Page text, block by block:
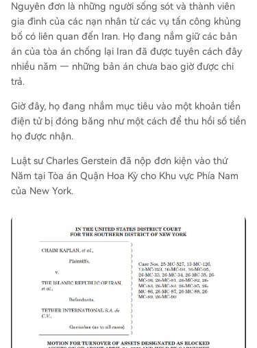
C) và đã đóng băng chúng, nên Tether có thể bị
buộc phải chuyển số tiền tương đương cho bên
nguyên đơn. Vụ kiện này là một phần trong chiế
n dịch pháp lý rộng hơn nhằm thử nghiệm việc li
ệu tòa án có thể buộc các nền tảng tiền điện tử
có kiểm soát tập trung phải xử lý tài sản bị đóng
băng trong các ví bị trừng phạt hay không.
Nguyên đơn là những người sống sót và thành viên
gia đình của các nạn nhân từ các vụ tấn công khủng
bố có liên quan đến Iran. Họ đang nắm giữ các bản
án của tòa án chống lại Iran đã được tuyên cách đây
nhiều năm — những bản án chưa bao giờ được chi
trả.
Giờ đây, họ đang nhắm mục tiêu vào một khoản tiền
điện tử bị đóng băng như một cách để thu hồi số tiền
họ được nhận.
Luật sư Charles Gerstein đã nộp đơn kiện vào thứ
Năm tại Tòa án Quận Hoa Kỳ cho Khu vực Phía Nam
của New York.